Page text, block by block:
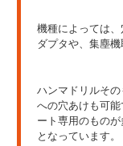
機種によっては
ダプタや、集塵機
ハンマドリルそ
への穴あけも可
ート専用のもの
となっています。